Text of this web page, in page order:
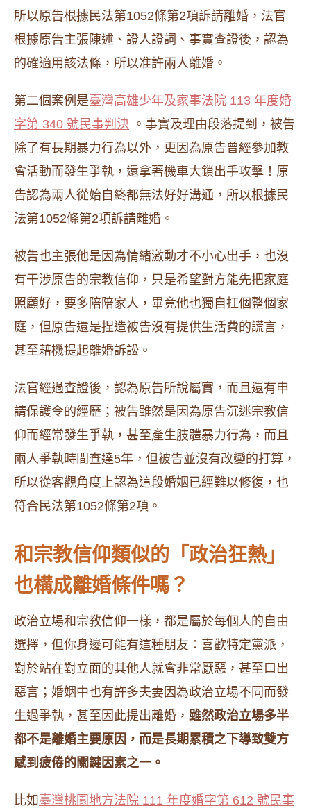
所以原告根據民法第1052條第2項訴請離婚，法官
根據原告主張陳述、證人證詞、事實查證後，認為
的確適用該法條，所以准許兩人離婚。
第二個案例是臺灣高雄少年及家事法院 113 年度婚
字第 340 號民事判決 。事實及理由段落提到，被告
除了有長期暴力行為以外，更因為原告曾經參加教
會活動而發生爭執，還拿著機車大鎖出手攻擊！原
告認為兩人從始自終都無法好好溝通，所以根據民
法第1052條第2項訴請離婚。
被告也主張他是因為情緒激動才不小心出手，也沒
有干涉原告的宗教信仰，只是希望對方能先把家庭
照顧好，要多陪陪家人，畢竟他也獨自扛個整個家
庭，但原告還是捏造被告沒有提供生活費的謊言，
甚至藉機提起離婚訴訟。
法官經過查證後，認為原告所說屬實，而且還有申
請保護令的經歷；被告雖然是因為原告沉迷宗教信
仰而經常發生爭執，甚至產生肢體暴力行為，而且
兩人爭執時間查達5年，但被告並沒有改變的打算，
所以從客觀角度上認為這段婚姻已經難以修復，也
符合民法第1052條第2項。
和宗教信仰類似的「政治狂熱」
也構成離婚條件嗎？
政治立場和宗教信仰一樣，都是屬於每個人的自由
選擇，但你身邊可能有這種朋友：喜歡特定黨派，
對於站在對立面的其他人就會非常厭惡，甚至口出
惡言；婚姻中也有許多夫妻因為政治立場不同而發
生過爭執，甚至因此提出離婚， 雖然政治立場多半
都不是離婚主要原因，而是長期累積之下導致雙方
感到疲倦的關鍵因素之一。
比如 臺灣桃園地方法院 111 年度婚字第 612 號民事